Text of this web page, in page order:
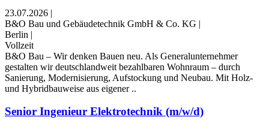
23.07.2026 |
B&O Bau und Gebäudetechnik GmbH & Co. KG |
Berlin |
Vollzeit
B&O Bau – Wir denken Bauen neu. Als Generalunternehmer
gestalten wir deutschlandweit bezahlbaren Wohnraum – durch
Sanierung, Modernisierung, Aufstockung und Neubau. Mit Holz-
und Hybridbauweise aus eigener ..
Senior Ingenieur Elektrotechnik (m/w/d)